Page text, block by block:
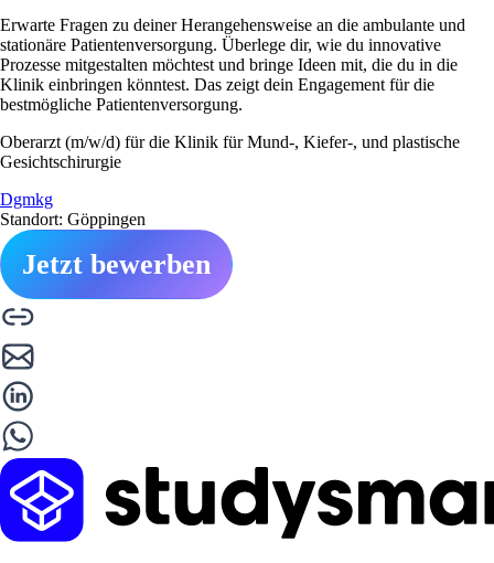
Erwarte Fragen zu deiner Herangehensweise an die ambulante und
stationäre Patientenversorgung. Überlege dir, wie du innovative
Prozesse mitgestalten möchtest und bringe Ideen mit, die du in die
Klinik einbringen könntest. Das zeigt dein Engagement für die
bestmögliche Patientenversorgung.
Oberarzt (m/w/d) für die Klinik für Mund-, Kiefer-, und plastische
Gesichtschirurgie
Dgmkg
Standort: Göppingen
Jetzt bewerben